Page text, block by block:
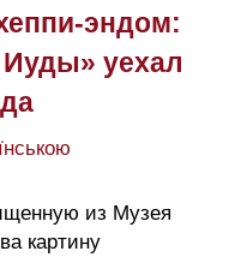
эндом:
уехал
из Музея
картину